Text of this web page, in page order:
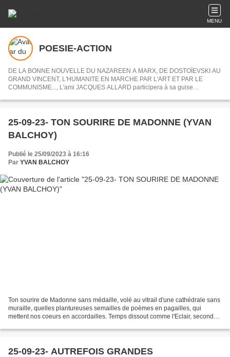
MENU
POESIE-ACTION
DE LA BONNE NOUVELLE DU NAZAREEN A MARX, DE DOSTOÏEVSKI AU
GRAND VINCENT, L'HUMANITE EN MARCHE PAR L'ART ET PAR LE
COMMUNISME..., L'ami JACQUES ALLARD participera à sa guise
articles choisis.
25-09-23- TON SOURIRE DE MADONNE (YVAN
BALCHOY)
Publié le 25/09/2023 à 16:16
Par YVAN BALCHOY
Ton sourire de Madonne sans médaille, volé au vitrail d'une cathédrale sans
muraille, quelles plantureuses semailles de poèmes en pagailles, qui
mettent nos coeurs en accordailles. Temps dissout comme l'Eclair, secondes
25-09-23- AUTREFOIS GRANDES